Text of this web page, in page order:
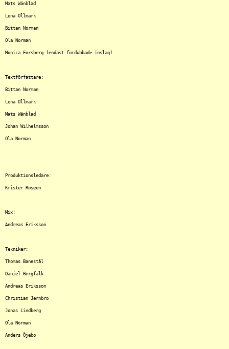
Mats Wänblad
Lena Ollmark
Bittan Norman
Ola Norman
Monica Forsberg (endast fördubbade inslag)
Textförfattare:
Bittan Norman
Lena Ollmark
Mats Wänblad
Johan Wilhelmsson
Ola Norman
Produktionsledare:
Krister Roseen
Mix:
Andreas Eriksson
Tekniker:
Thomas Banestål
Daniel Bergfalk
Andreas Eriksson
Christian Jernbro
Jonas Lindberg
Ola Norman
Anders Öjebo